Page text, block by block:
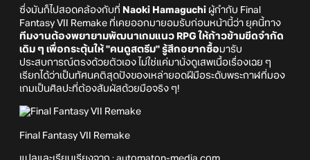
ซึ่งมันก็ไปสอดคล้องกับที่ Naoki Hamaguchi ผู้กำกับ Final
Fantasy VII Remake ที่เคยออกมายอมรับก่อนหน้านี้ว่า ยุคนี้ทาง
ทีมงานต้องพยายามพัฒนาเกมแนว RPG ให้ก้าวข้ามขีดจำกัด
เดิม ๆ เพื่อกระตุ้นให้ "คนดูสตรีม" รู้สึกอยากซื้อมารับ
ประสบการณ์ตรงด้วยตัวเอง ไม่ใช่แค่มานั่งดูเสพเนื้อเรื่องเฉย ๆ
เรียกได้ว่าเป็นทัศนคติสุดปังของเหล่ายอดฝีมือระดับพระกาฬที่มอง
เกมเป็นศิลปะที่ต้องสัมผัสด้วยมือจริง ๆ!
Final Fantasy VII Remake